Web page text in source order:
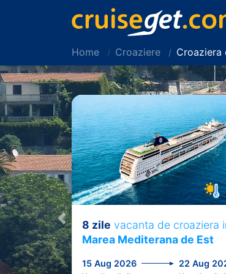
Home Croaziere
Previous
8 zile vacanta de croaziera
Marea Mediterana de Est
15 Aug 2026 22 Aug